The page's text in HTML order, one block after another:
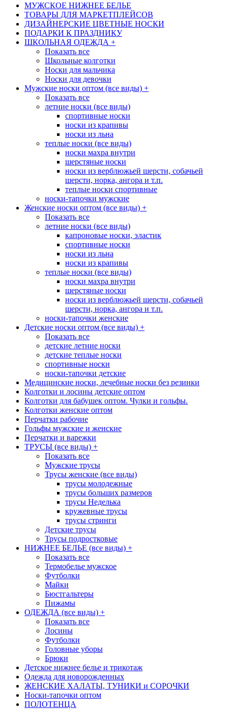
МУЖСКОЕ НИЖНЕЕ БЕЛЬЕ
ТОВАРЫ ДЛЯ МАРКЕТПЛЕЙСОВ
ДИЗАЙНЕРСКИЕ ЦВЕТНЫЕ НОСКИ
ПОДАРКИ К ПРАЗДНИКУ
ШКОЛЬНАЯ ОДЕЖДА +
Показать все
Школьные колготки
Носки для мальчика
Носки для девочки
Мужские носки оптом (все виды) +
Показать все
летние носки (все виды)
спортивные носки
носки из крапивы
носки из льна
теплые носки (все виды)
носки махра внутри
шерстяные носки
носки из верблюжьей шерсти, собачьей
шерсти, норка, ангора и т.п.
теплые носки спортивные
носки-тапочки мужские
Женские носки оптом (все виды) +
Показать все
летние носки (все виды)
капроновые носки, эластик
спортивные носки
носки из льна
носки из крапивы
теплые носки (все виды)
носки махра внутри
шерстяные носки
носки из верблюжьей шерсти, собачьей
шерсти, норка, ангора и т.п.
носки-тапочки женские
Детские носки оптом (все виды) +
Показать все
детские летние носки
детские теплые носки
спортивные носки
носки-тапочки детские
Медицинские носки, лечебные носки без резинки
Колготки и лосины детские оптом
Колготки для бабушек оптом. Чулки и гольфы.
Колготки женские оптом
Перчатки рабочие
Гольфы мужские и женские
Перчатки и варежки
ТРУСЫ (все виды) +
Показать все
Мужские трусы
Трусы женские (все виды)
трусы молодежные
трусы больших размеров
трусы Неделька
кружевные трусы
трусы стринги
Детские трусы
Трусы подростковые
НИЖНЕЕ БЕЛЬЕ (все виды) +
Показать все
Термобелье мужское
Футболки
Майки
Бюстгальтеры
Пижамы
ОДЕЖДА (все виды) +
Показать все
Лосины
Футболки
Головные уборы
Брюки
Детское нижнее белье и трикотаж
Одежда для новорожденных
ЖЕНСКИЕ ХАЛАТЫ, ТУНИКИ и СОРОЧКИ
Носки-тапочки оптом
ПОЛОТЕНЦА